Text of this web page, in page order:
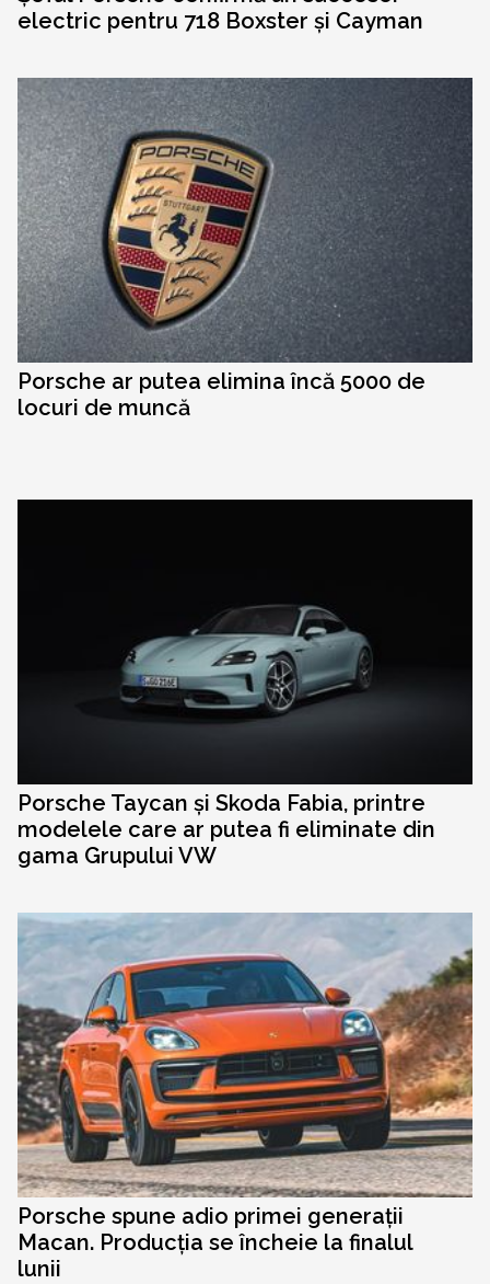
electric pentru 718 Boxster și Cayman
Porsche ar putea elimina încă 5000 de
locuri de muncă
Porsche Taycan și Skoda Fabia, printre
modelele care ar putea fi eliminate din
gama Grupului VW
Porsche spune adio primei generații
Macan. Producția se încheie la finalul
lunii